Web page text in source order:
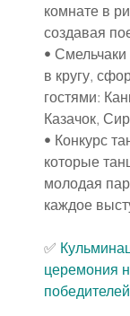
комнате в
создавая
• Смельчаки
в кругу,
гостями:
Казачок,
• Конкурс
которые
молодая
каждое
✅
церемония